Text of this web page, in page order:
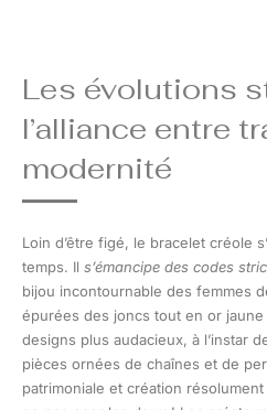
Les évolutions
l’alliance entre
modernité
Loin d’être figé, le bracelet créole
temps. Il s’émancipe des codes
bijou incontournable des femmes
épurées des joncs tout en or
designs plus audacieux, à l’instar
pièces ornées de chaînes et de
patrimoniale et création